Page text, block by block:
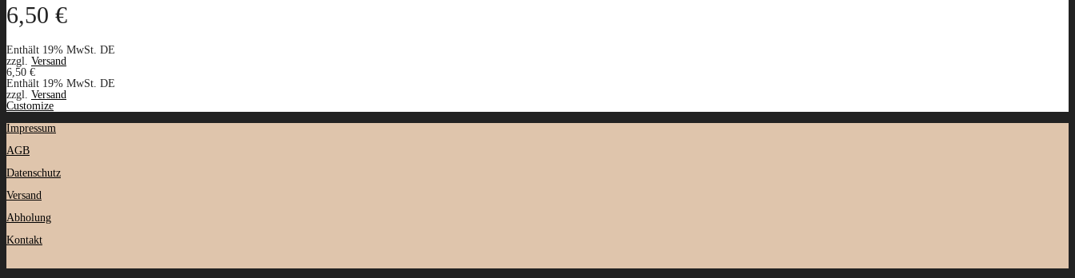
6,50 €
Enthält 19% MwSt. DE
zzgl. Versand
6,50 €
Enthält 19% MwSt. DE
zzgl. Versand
Customize
Impressum
AGB
Datenschutz
Versand
Abholung
Kontakt